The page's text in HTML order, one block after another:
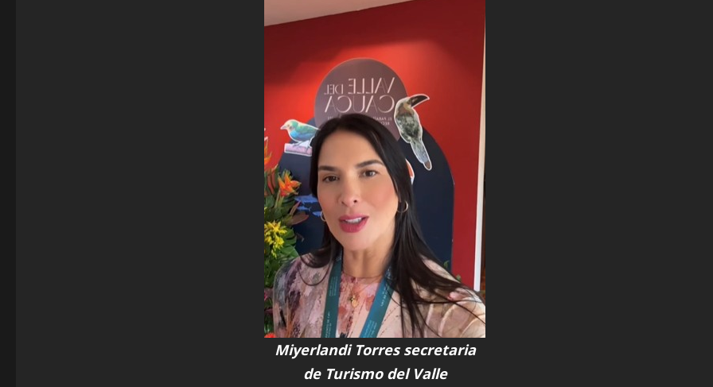
Miyerlandi Torres secretaria
de Turismo del Valle